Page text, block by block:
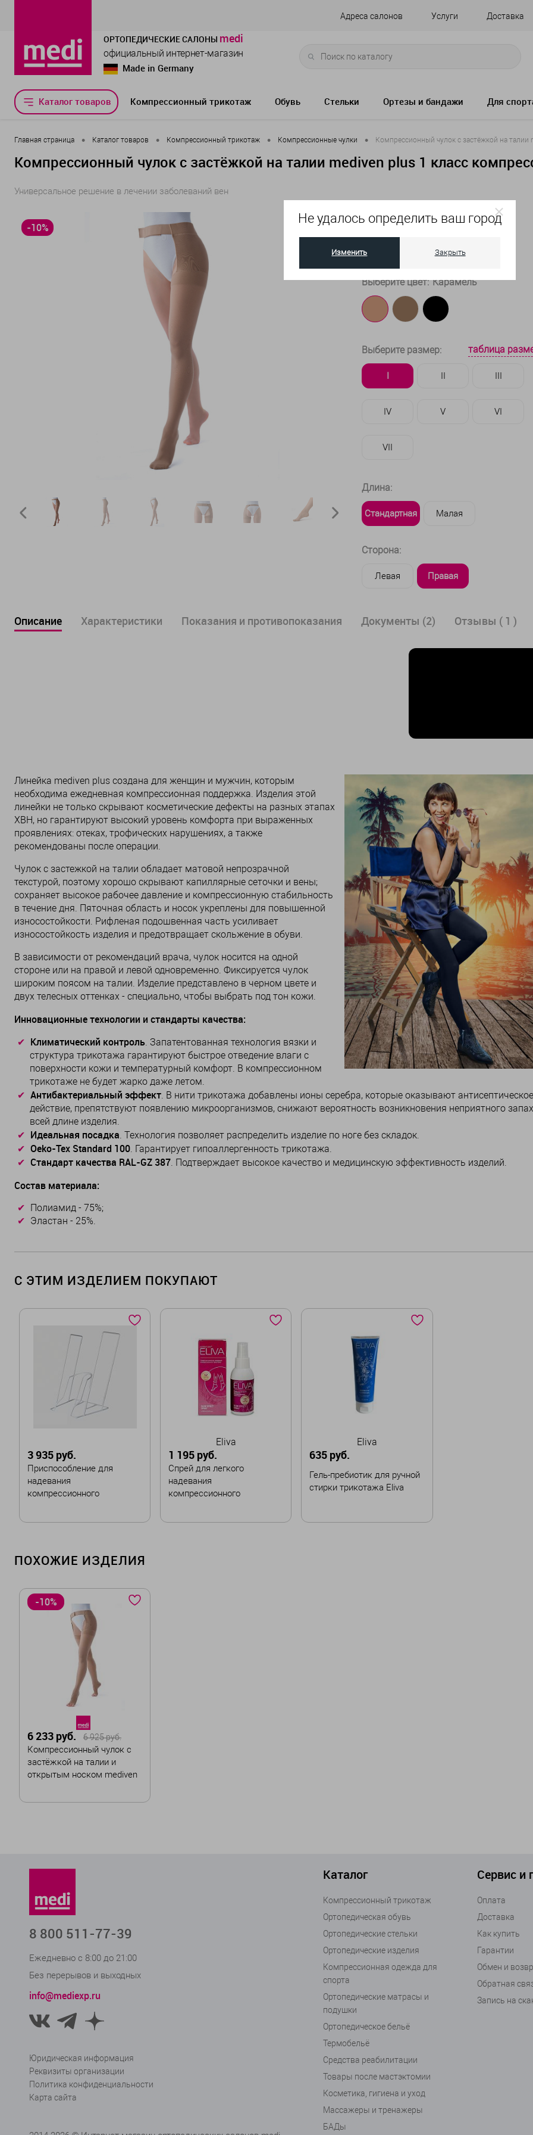
Не удалось определить ваш город
Изменить Закрыть
Адреса салонов Услуги Доставка
ОРТОПЕДИЧЕСКИЕ САЛОНЫ medi
официальный интернет-магазин
Made in Germany
Каталог товаров Компрессионный трикотаж Обувь Стельки Ортезы и бандажи Для
Главная страница • Каталог товаров • Компрессионный трикотаж • Компрессионные чулки • Компрессионный чулок с застёжкой на талии
Компрессионный чулок с застёжкой на талии mediven plus 1 класс
Универсальное решение в лечении заболеваний вен
-10%
Выберите цвет: Карамель
Выберите размер: таблица
IV V VI
VII
Длина:
Стандартная Малая
Сторона:
Левая Правая
Описание Характеристики Показания и противопоказания Документы (2) Отзывы ( 1 )
Линейка mediven plus создана для женщин и мужчин, которым
необходима ежедневная компрессионная поддержка. Изделия этой
линейки не только скрывают косметические дефекты на разных этапах
ХВН, но гарантируют высокий уровень комфорта при выраженных
проявлениях: отеках, трофических нарушениях, а также
рекомендованы после операции.
Чулок с застежкой на талии обладает матовой непрозрачной
текстурой, поэтому хорошо скрывают капиллярные сеточки и вены;
сохраняет высокое рабочее давление и компрессионную стабильность
в течение дня. Пяточная область и носок укреплены для повышенной
износостойкости. Рифленая подошвенная часть усиливает
износостойкость изделия и предотвращает скольжение в обуви.
В зависимости от рекомендаций врача, чулок носится на одной
стороне или на правой и левой одновременно. Фиксируется чулок
широким поясом на талии. Изделие представлено в черном цвете и
двух телесных оттенках - специально, чтобы выбрать под тон кожи.
Инновационные технологии и стандарты качества:
Климатический контроль. Запатентованная технология вязки и
структура трикотажа гарантируют быстрое отведение влаги с
поверхности кожи и температурный комфорт. В компрессионном
трикотаже не будет жарко даже летом.
Антибактериальный эффект. В нити трикотажа добавлены ионы серебра, которые оказывают антисептическое
действие, препятствуют появлению микроорганизмов, снижают вероятность возникновения неприятного
всей длине изделия.
Идеальная посадка. Технология позволяет распределить изделие по ноге без складок.
Oeko-Tex Standard 100. Гарантирует гипоаллергенность трикотажа.
Стандарт качества RAL-GZ 387. Подтверждает высокое качество и медицинскую эффективность изделий.
Состав материала:
Полиамид - 75%;
Эластан - 25%.
С ЭТИМ ИЗДЕЛИЕМ ПОКУПАЮТ
3 935 руб.
Приспособление для
надевания
компрессионного
Eliva
1 195 руб.
Cпрей для легкого
надевания
компрессионного
Eliva
635 руб.
Гель-пребиотик для ручной
стирки трикотажа Eliva
ПОХОЖИЕ ИЗДЕЛИЯ
-10%
6 233 руб. 6 925 руб.
Компрессионный чулок с
застёжкой на талии и
открытым носком mediven
VI VII
Стандартная Малая
Сторона
В корзину
8 800 511-77-39
Ежедневно с 8:00 до 21:00
Без перерывов и выходных
info@mediexp.ru
Юридическая информация
Реквизиты организации
Политика конфиденциальности
Карта сайта
Каталог
Компрессионный трикотаж
Ортопедическая обувь
Ортопедические стельки
Ортопедические изделия
Компрессионная одежда для
спорта
Ортопедические матрасы и
подушки
Ортопедическое бельё
Термобельё
Средства реабилитации
Товары после мастэктомии
Косметика, гигиена и уход
Массажеры и тренажеры
БАДы
Сервис и
Оплата
Доставка
Как купить
Гарантии
Обмен и
Обратная
Запись на